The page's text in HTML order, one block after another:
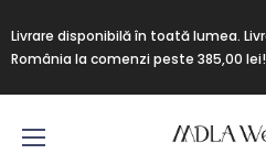
Livrare disponibilă în toată lumea.
România la comenzi peste 385,00 lei!